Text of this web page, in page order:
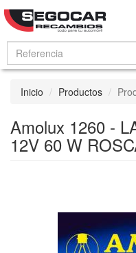
Inicio Productos
Amolux 1260 -
12V 60 W